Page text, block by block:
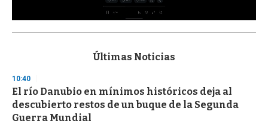
s
d
s
o
f
3
Últimas Noticias
10:40
El río Danubio en mínimos históricos deja al
descubierto restos de un buque de la Segunda
Guerra Mundial